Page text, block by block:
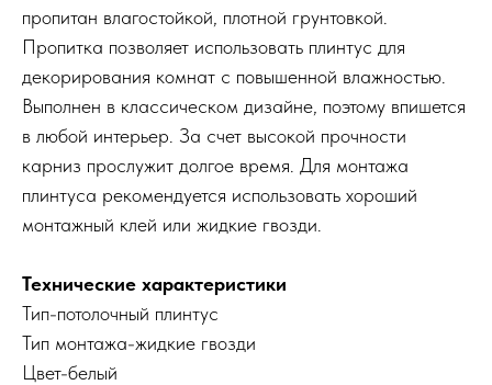
пропитан влагостойкой, плотной грунтовкой.
Пропитка позволяет использовать плинтус для
декорирования комнат с повышенной влажностью.
Выполнен в классическом дизайне, поэтому впишется
в любой интерьер. За счет высокой прочности
карниз прослужит долгое время. Для монтажа
плинтуса рекомендуется использовать хороший
монтажный клей или жидкие гвозди.
Технические характеристики
Тип-потолочный плинтус
Тип монтажа-жидкие гвозди
Цвет-белый